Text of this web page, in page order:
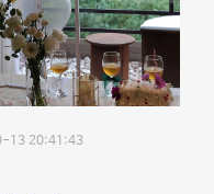
13 20:41:43